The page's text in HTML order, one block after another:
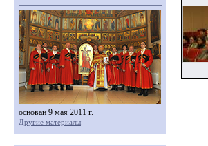
основан 9 мая 2011 г.
Другие материалы